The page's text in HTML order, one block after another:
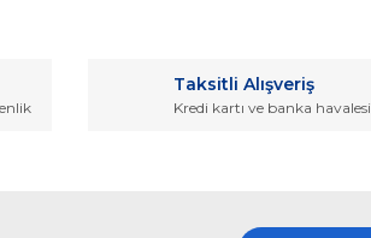
Taksitli Alışveriş
Kredi kartı ve banka havalesi